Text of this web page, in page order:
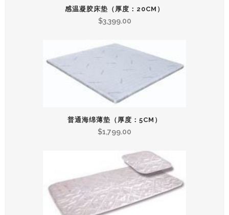
感温凝胶床垫（厚度：20CM）
$3,399.00
普通海绵薄垫（厚度：5CM）
$1,799.00